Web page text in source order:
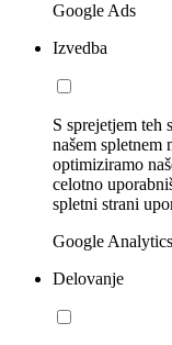
Google Ads
Izvedba
S sprejetjem teh
našem spletnem
optimiziramo
celotno
spletni strani
Google
Delovanje